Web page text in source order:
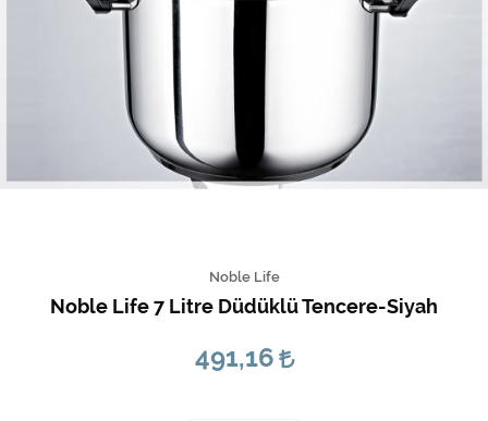
Noble Life
Noble Life 7 Litre Düdüklü Tencere-Siyah
491,16